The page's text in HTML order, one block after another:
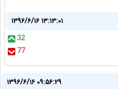
۱۳۹۶/۶/۱۶ ۱۳:۱۳:۰۱
32
77
۱۳۹۶/۶/۱۶ ۰۹:۵۶:۲۹